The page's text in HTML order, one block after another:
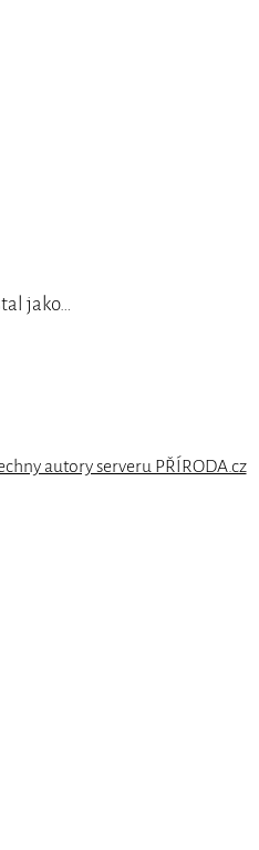
jako…
autory serveru PŘÍRODA.cz